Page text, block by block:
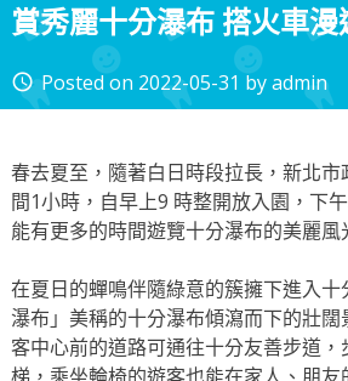
賞秀麗十分瀑布 搭火車
access_time Posted on 2022-05-31 byadmin
春去夏至，隨著白日時段拉長，新北
間1小時，自早上9 時整開放入園，下
能有更多的時間遊覽十分瀑布的美麗風
在夏日的蟬鳴伴隨綠意的簇擁下進入
瀑布」美稱的十分瀑布傾瀉而下的壯
客中心前的道路可通往十分友善步道